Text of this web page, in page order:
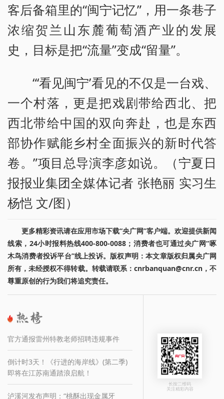
客后备箱里的“闽宁记忆”，用一条巷子
浓缩贺兰山东麓葡萄酒产业的发展
史，目标是把“流量”变成“留量”。
“‘看见闽宁’看见的不仅是一台戏、
一个村落，更是把戏剧带给西北、把
西北带给中国的双向奔赴，也是东西
部协作赋能乡村全面振兴的新时代答
卷。”项目总导演李彦如说。（宁夏日
报报业集团全媒体记者 张艳丽 实习生
杨恺 文/图）
更多精彩资讯请在应用市场下载“央广网”客户端。欢迎提供新闻
线索，24小时报料热线400-800-0088；消费者也可通过央广网“啄
木鸟消费者投诉平台”线上投诉。版权声明：本文章版权归属央广网
所有，未经授权不得转载。转载请联系：cnrbanquan@cnr.cn，不
尊重原创的行为我们将追究责任。
官方通报雷州特教老师招聘违规事件
倒计时3天！《行进的海岸线》(第二季)
即将在江苏南通踏浪启航！
泸溪河发布声明：“桃酥出现金属牙
长按二维码
关注精彩内容